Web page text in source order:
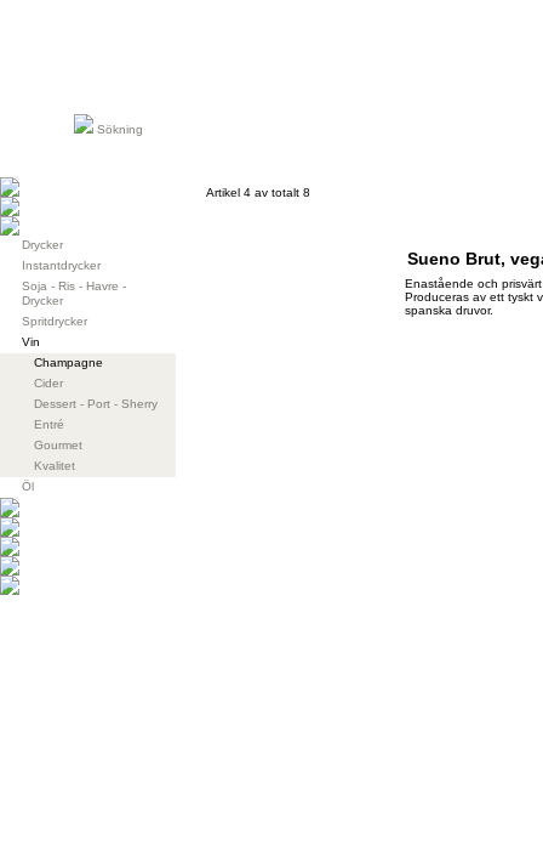
Sökning
Drycker
Instantdrycker
Soja - Ris - Havre -
Drycker
Spritdrycker
Vin
Champagne
Cider
Dessert - Port - Sherry
Entré
Gourmet
Kvalitet
Öl
Artikel 4 av totalt 8
Sueno Brut,
Enastående och
Produceras av ett tyskt
spanska druvor.